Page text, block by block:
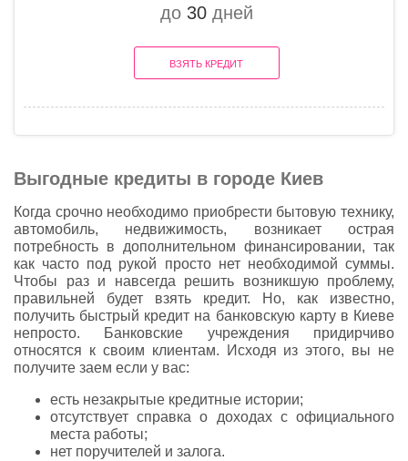
до 30дней
ВЗЯТЬ КРЕДИТ
Выгодные кредиты в городе Киев
Когда срочно необходимо приобрести бытовую технику,
автомобиль, недвижимость, возникает острая
потребность в дополнительном финансировании, так
как часто под рукой просто нет необходимой суммы.
Чтобы раз и навсегда решить возникшую проблему,
правильней будет взять кредит. Но, как известно,
получить быстрый кредит на банковскую карту в Киеве
непросто. Банковские учреждения придирчиво
относятся к своим клиентам. Исходя из этого, вы не
получите заем если у вас:
есть незакрытые кредитные истории;
отсутствует справка о доходах с официального
места работы;
нет поручителей и залога.